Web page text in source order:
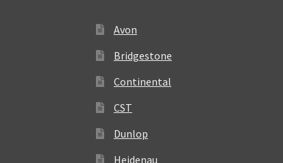
Avon
Bridgestone
Continental
CST
Dunlop
Heidenau